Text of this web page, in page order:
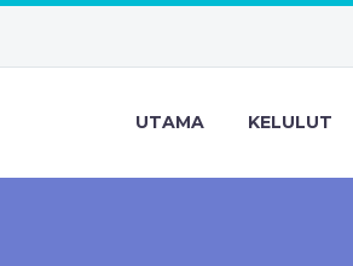
UTAMA KELULUT